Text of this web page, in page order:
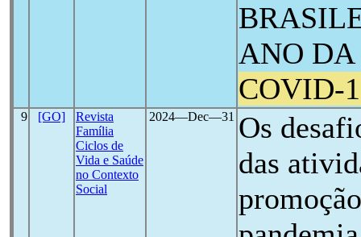
ANO
COVID-
9 [GO]
Revista
Família
Ciclos de
Vida e Saúde
no Contexto
Social
2024―Dec―31 Os
das